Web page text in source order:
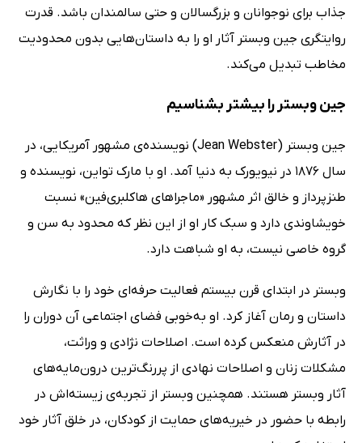
جذاب برای نوجوانان و بزرگسالان و حتی سالمندان باشد. قدرت
روایتگری جین وبستر آثار او را به داستان‌هایی بدون محدودیت
مخاطب تبدیل می‌کند.
جین وبستر را بیشتر بشناسیم
جین وبستر (Jean Webster) نویسنده‌ی مشهور آمریکایی، در
سال 1876 در نیویورک به دنیا آمد. او با مارک تواین، نویسنده و
طنزپرداز و خالق اثر مشهور «ماجراهای هاکلبر‌ی‌فین» نسبت
خویشاوندی دارد و سبک کار او از این نظر که محدود به سن و
گروه خاصی نیست، به او شباهت دارد.
وبستر در ابتدای قرن بیستم فعالیت حرفه‌ای خود را با نگارش
داستان و رمان آغاز کرد. او به‌خوبی فضای اجتماعی آن دوران را
در آثارش منعکس کرده است. اصلاحات نژادی و وراثت،
مشکلات زنان و اصلاحات نهادی از پررنگ‌ترین درون‌مایه‌های
آثار وبستر هستند. همچنین وبستر از تجربه‌ی زیسته‌اش در
رابطه با حضور در خیریه‌های حمایت از کودکان، در خلق آثار خود